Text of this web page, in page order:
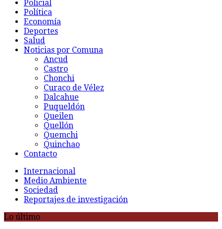
Policial
Política
Economía
Deportes
Salud
Noticias por Comuna
Ancud
Castro
Chonchi
Curaco de Vélez
Dalcahue
Puqueldón
Queilen
Quellón
Quemchi
Quinchao
Contacto
Internacional
Medio Ambiente
Sociedad
Reportajes de investigación
Lo último